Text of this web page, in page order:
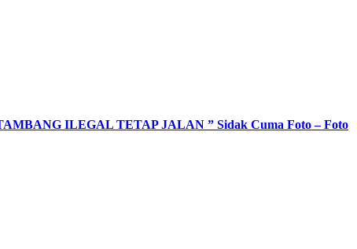
ILEGAL TETAP JALAN ” Sidak Cuma Foto – Foto